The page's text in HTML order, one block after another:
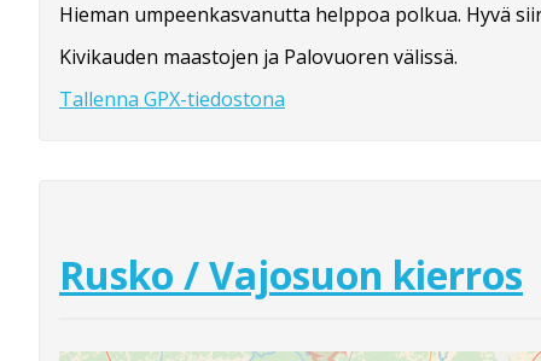
Hieman umpeenkasvanutta helppoa polkua. Hyvä
Kivikauden maastojen ja Palovuoren välissä.
Tallenna GPX-tiedostona
Rusko / Vajosuon kierros